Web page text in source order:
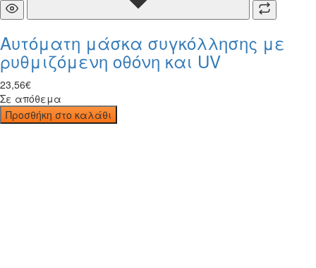
Αυτόματη μάσκα συγκόλλησης με
ρυθμιζόμενη οθόνη και UV
23,56€
Σε απόθεμα
Προσθήκη στο καλάθι